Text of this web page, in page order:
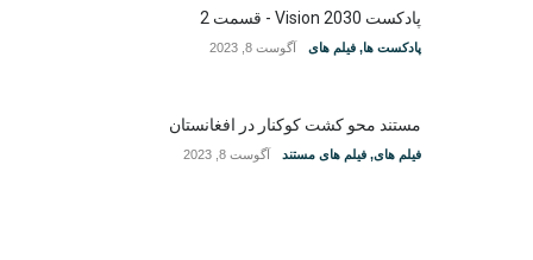
پادکست Vision 2030 - قسمت 2
پادکست ها, فیلم های آگوست 8, 2023
مستند محو کشت کوکنار در افغانستان
فیلم های, فیلم های مستند آگوست 8, 2023